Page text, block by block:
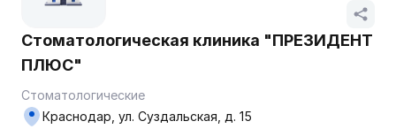
Стоматологическая клиника "ПРЕЗИДЕНТ
ПЛЮС"
Стоматологические
Краснодар, ул. Суздальская, д. 15